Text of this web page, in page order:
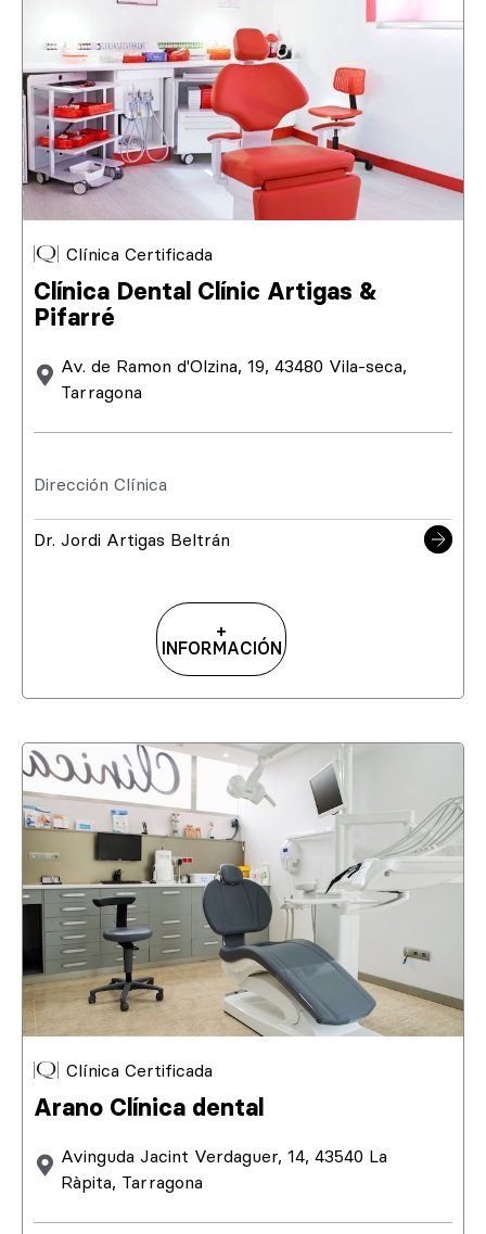
Clínica Certificada
Clínica Dental Clínic Artigas &
Pifarré
Av. de Ramon d'Olzina, 19, 43480 Vila-seca,
Tarragona
Dirección Clínica
Dr. Jordi Artigas Beltrán
+
INFORMACIÓN
Clínica Certificada
Arano Clínica dental
Avinguda Jacint Verdaguer, 14, 43540 La
Ràpita, Tarragona